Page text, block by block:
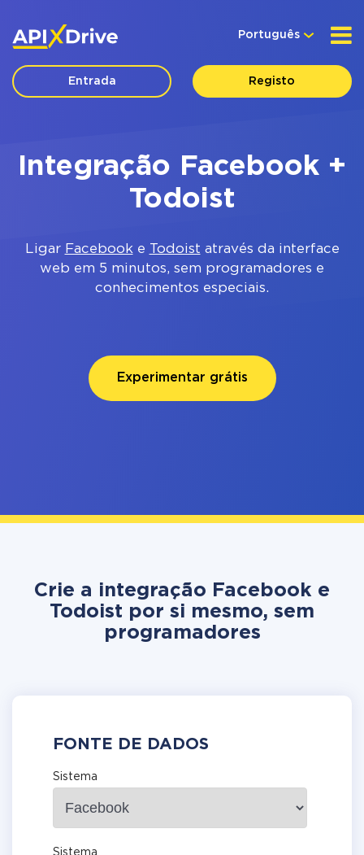
Português
Entrada Registo
Integração Facebook +
Todoist
Ligar Facebooke Todoist através da interface
web em 5 minutos, sem programadores e
conhecimentos especiais.
Experimentar grátis
Crie a integração Facebook e
Todoist por si mesmo, sem
programadores
FONTE DE DADOS
Sistema
Sistema